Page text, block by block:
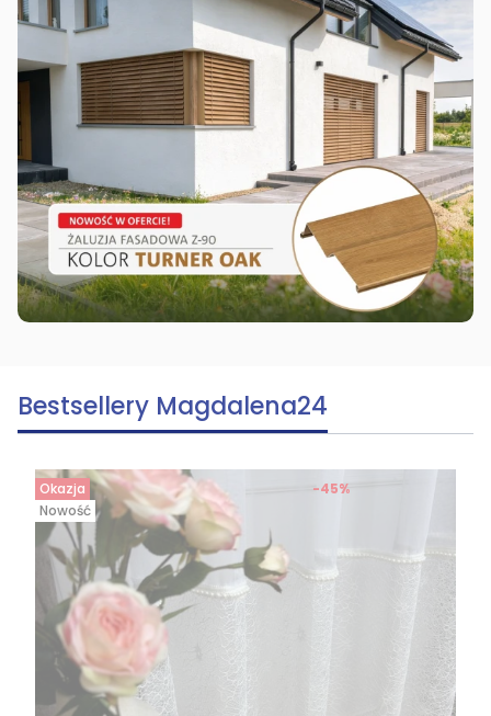
Bestsellery Magdalena24
Okazja
Nowość
-45%